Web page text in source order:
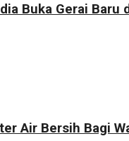
Buka Gerai Baru
Air Bersih Bagi